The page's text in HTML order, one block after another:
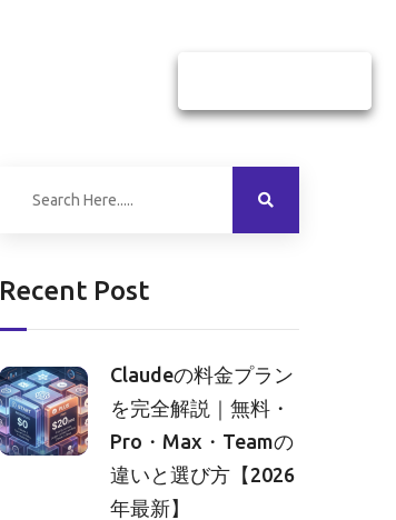
Recent Post
Claudeの料金プラン
を完全解説｜無料・
Pro・Max・Teamの
違いと選び方【2026
年最新】